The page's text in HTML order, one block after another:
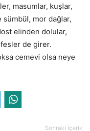
masumlar, kuşlar,
sümbül, mor dağlar,
elinden dolular,
de girer.
cemevi olsa neye
Sonraki İçerik